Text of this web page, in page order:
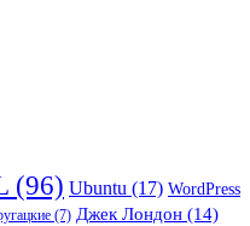
(96) Ubuntu (17) WordPress
(7) Джек Лондон (14)